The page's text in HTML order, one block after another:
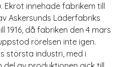
Ekrot innehade fabrikem till
Askersunds Läderfabriks
då fabriken den 4 mars
rörelsen inte igen.
största industri, med i